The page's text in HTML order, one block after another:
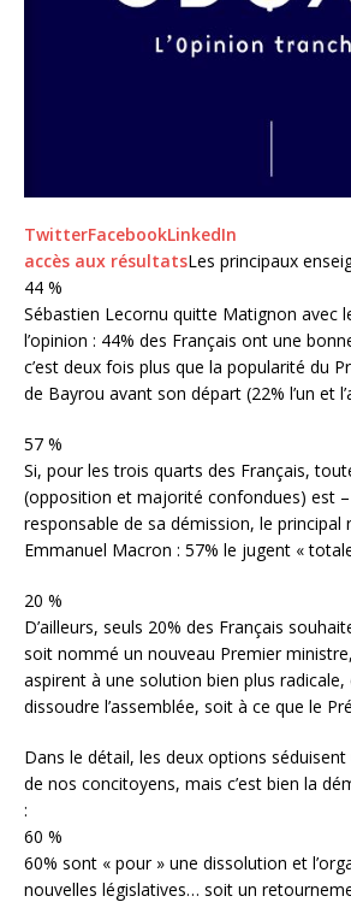
TwitterFacebookLinkedIn
accès aux résultatsLes principaux
44 %
Sébastien Lecornu quitte Matignon avec
l’opinion : 44% des Français ont une
c’est deux fois plus que la popularité du
de Bayrou avant son départ (22% l’un et
57 %
Si, pour les trois quarts des Français,
(opposition et majorité confondues) est
responsable de sa démission, le principal
Emmanuel Macron : 57% le jugent «
20 %
D’ailleurs, seuls 20% des Français
soit nommé un nouveau Premier
aspirent à une solution bien plus
dissoudre l’assemblée, soit à ce que le
Dans le détail, les deux options
de nos concitoyens, mais c’est bien la
:
60 %
60% sont « pour » une dissolution et
nouvelles législatives… soit un